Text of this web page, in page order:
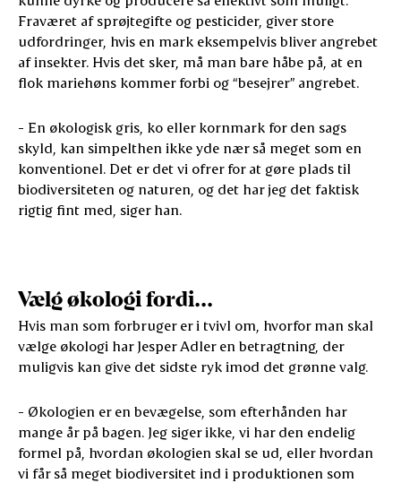
Fraværet af sprøjtegifte og pesticider, giver store
udfordringer, hvis en mark eksempelvis bliver angrebet
af insekter. Hvis det sker, må man bare håbe på, at en
flok mariehøns kommer forbi og “besejrer” angrebet.
- En økologisk gris, ko eller kornmark for den sags
skyld, kan simpelthen ikke yde nær så meget som en
konventionel. Det er det vi ofrer for at gøre plads til
biodiversiteten og naturen, og det har jeg det faktisk
rigtig fint med, siger han.
Vælg økologi fordi...
Hvis man som forbruger er i tvivl om, hvorfor man skal
vælge økologi har Jesper Adler en betragtning, der
muligvis kan give det sidste ryk imod det grønne valg.
- Økologien er en bevægelse, som efterhånden har
mange år på bagen. Jeg siger ikke, vi har den endelig
formel på, hvordan økologien skal se ud, eller hvordan
vi får så meget biodiversitet ind i produktionen som